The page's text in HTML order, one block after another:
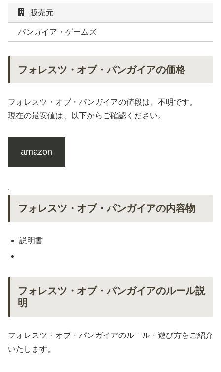
販売元
パンガイア・ゲームズ
フォレスツ・オブ・パンガイアの価格
フォレスツ・オブ・パンガイアの値段は、不明です。
現在の最安値は、以下からご確認ください。
amazon
.
フォレスツ・オブ・パンガイアの内容物
説明書
フォレスツ・オブ・パンガイアのルール説
明
フォレスツ・オブ・パンガイアのルール・遊び方をご紹介
いたします。